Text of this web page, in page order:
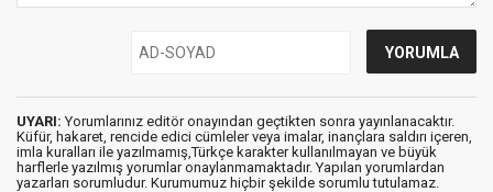
UYARI: Yorumlarınız editör onayından geçtikten sonra yayınlanacaktır.
Küfür, hakaret, rencide edici cümleler veya imalar, inançlara saldırı içeren,
imla kuralları ile yazılmamış,Türkçe karakter kullanılmayan ve büyük
harflerle yazılmış yorumlar onaylanmamaktadır. Yapılan yorumlardan
yazarları sorumludur. Kurumumuz hiçbir şekilde sorumlu tutulamaz.